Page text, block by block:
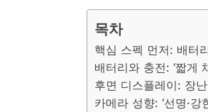
목차
핵심 스펙 먼저: 배터
배터리와 충전: ‘짧게
후면 디스플레이: 장
카메라 성향: ‘선명·강